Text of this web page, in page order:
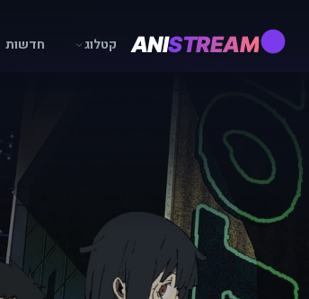
ANISTREAM קטלוג חדשות